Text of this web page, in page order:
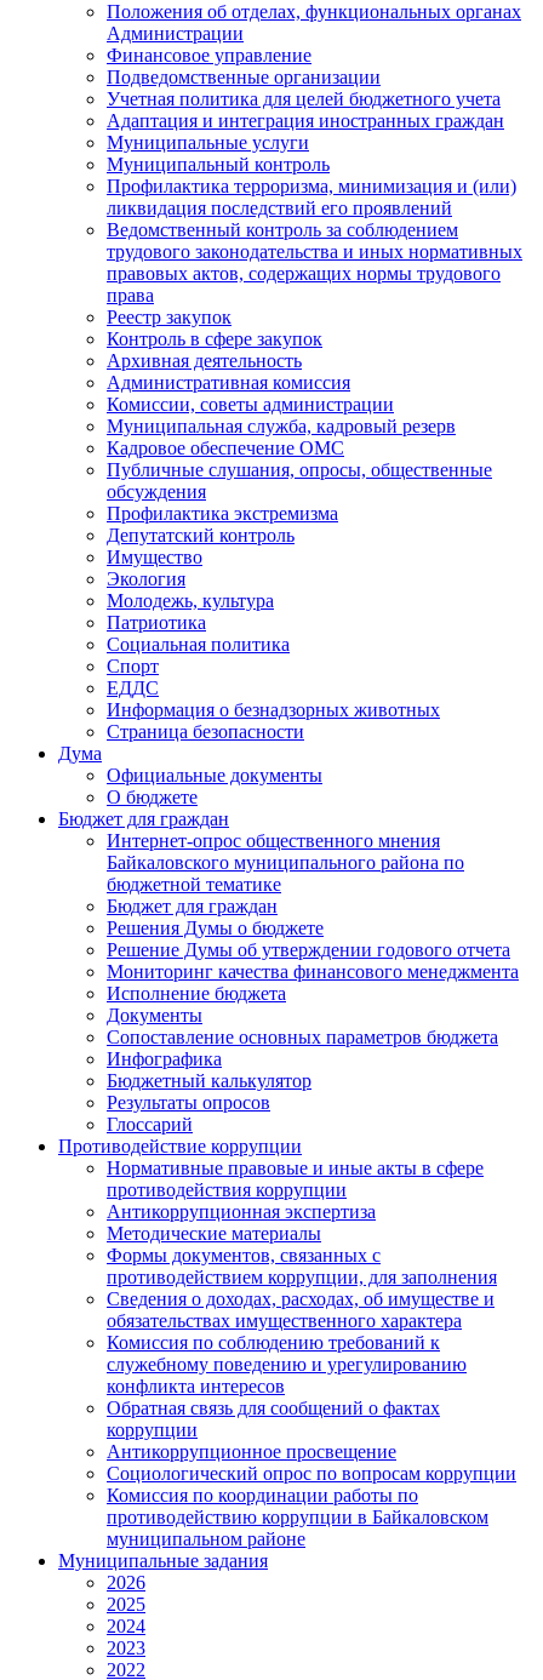
Положения об отделах, функциональных органах
Администрации
Финансовое управление
Подведомственные организации
Учетная политика для целей бюджетного учета
Адаптация и интеграция иностранных граждан
Муниципальные услуги
Муниципальный контроль
Профилактика терроризма, минимизация и (или)
ликвидация последствий его проявлений
Ведомственный контроль за соблюдением
трудового законодательства и иных нормативных
правовых актов, содержащих нормы трудового
права
Реестр закупок
Контроль в сфере закупок
Архивная деятельность
Административная комиссия
Комиссии, советы администрации
Муниципальная служба, кадровый резерв
Кадровое обеспечение ОМС
Публичные слушания, опросы, общественные
обсуждения
Профилактика экстремизма
Депутатский контроль
Имущество
Экология
Молодежь, культура
Патриотика
Социальная политика
Спорт
ЕДДС
Информация о безнадзорных животных
Страница безопасности
Дума
Официальные документы
О бюджете
Бюджет для граждан
Интернет-опрос общественного мнения
Байкаловского муниципального района по
бюджетной тематике
Бюджет для граждан
Решения Думы о бюджете
Решение Думы об утверждении годового отчета
Мониторинг качества финансового менеджмента
Исполнение бюджета
Документы
Сопоставление основных параметров бюджета
Инфографика
Бюджетный калькулятор
Результаты опросов
Глоссарий
Противодействие коррупции
Нормативные правовые и иные акты в сфере
противодействия коррупции
Антикоррупционная экспертиза
Методические материалы
Формы документов, связанных с
противодействием коррупции, для заполнения
Сведения о доходах, расходах, об имуществе и
обязательствах имущественного характера
Комиссия по соблюдению требований к
служебному поведению и урегулированию
конфликта интересов
Обратная связь для сообщений о фактах
коррупции
Антикоррупционное просвещение
Социологический опрос по вопросам коррупции
Комиссия по координации работы по
противодействию коррупции в Байкаловском
муниципальном районе
Муниципальные задания
2026
2025
2024
2023
2022